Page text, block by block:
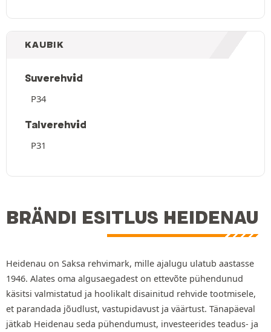
KAUBIK
Suverehvid
P34
Talverehvid
P31
BRÄNDI ESITLUS HEIDENAU
Heidenau on Saksa rehvimark, mille ajalugu ulatub aastasse
1946. Alates oma algusaegadest on ettevõte pühendunud
käsitsi valmistatud ja hoolikalt disainitud rehvide tootmisele,
et parandada jõudlust, vastupidavust ja väärtust. Tänapäeval
jätkab Heidenau seda pühendumust, investeerides teadus- ja